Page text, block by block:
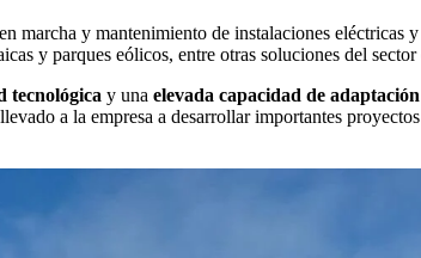
marcha y mantenimiento de instalaciones
y parques eólicos, entre otras soluciones del sector
tecnológica y una elevada capacidad de adaptación
a la empresa a desarrollar importantes